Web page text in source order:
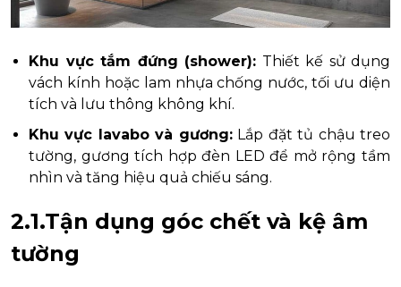
Khu vực tắm đứng (shower): Thiết kế sử dụng
vách kính hoặc lam nhựa chống nước, tối ưu diện
tích và lưu thông không khí.
Khu vực lavabo và gương:Lắp đặt tủ chậu treo
tường, gương tích hợp đèn LED để mở rộng tầm
nhìn và tăng hiệu quả chiếu sáng.
2.1.Tận dụng góc chết và kệ âm
tường